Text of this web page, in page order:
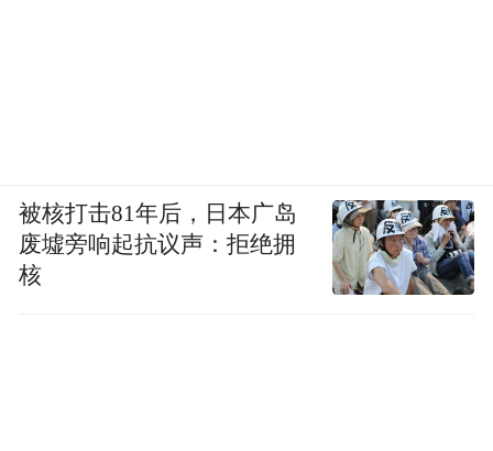
被核打击81年后，日本广岛
废墟旁响起抗议声：拒绝拥
核